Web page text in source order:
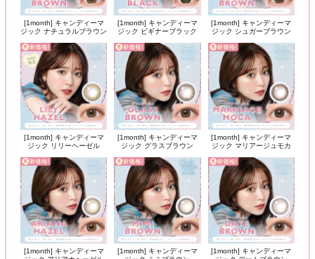
[1month] キャンディーマ
ジック ナチュラルブラウン
[1month] キャンディーマ
ジック ビギナーブラック
[1month] キャンディーマ
ジック シュガーブラウン
[1month] キャンディーマ
ジック リリーヘーゼル
[1month] キャンディーマ
ジック グラスブラウン
[1month] キャンディーマ
ジック マリアージュモカ
[1month] キャンディーマ
[1month] キャンディーマ
[1month] キャンディーマ